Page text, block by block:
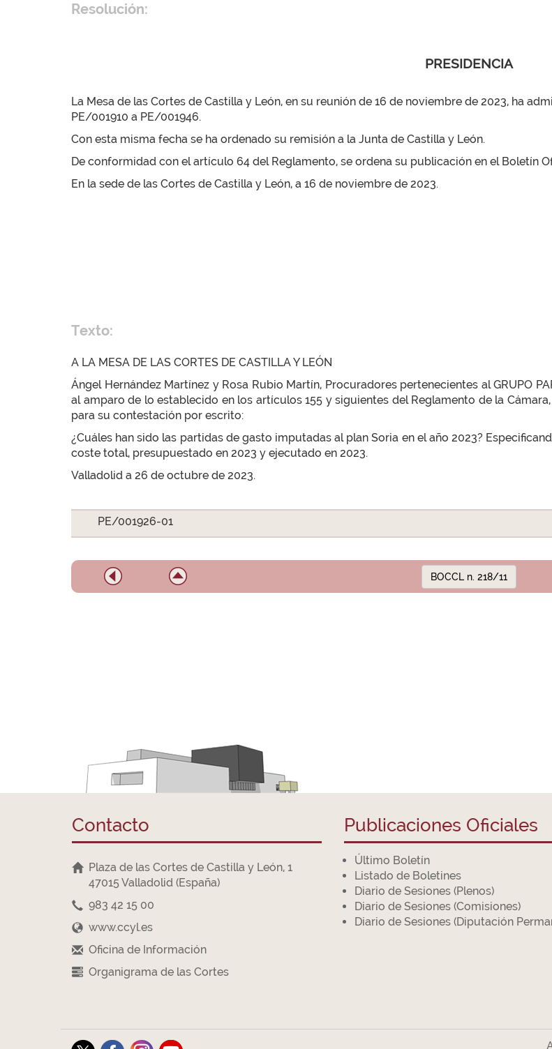
Resolución:
PRESIDENCIA
La Mesa de las Cortes de Castilla y León, en su reunión de 16 de noviembre de 2023, ha
PE/001910 a PE/001946.
Con esta misma fecha se ha ordenado su remisión a la Junta de Castilla y León.
De conformidad con el artículo 64 del Reglamento, se ordena su publicación en el Boletín
En la sede de las Cortes de Castilla y León, a 16 de noviembre de 2023.
Texto:
A LA MESA DE LAS CORTES DE CASTILLA Y LEÓN
Ángel Hernández Martínez y Rosa Rubio Martín, Procuradores pertenecientes al GRUPO
al amparo de lo establecido en los artículos 155 y siguientes del Reglamento de la
para su contestación por escrito:
¿Cuáles han sido las partidas de gasto imputadas al plan Soria en el año 2023?
coste total, presupuestado en 2023 y ejecutado en 2023.
Valladolid a 26 de octubre de 2023.
PE/001926-01
BOCCL n. 218/11
Contacto
Plaza de las Cortes de Castilla y León, 1
47015 Valladolid (España)
983 42 15 00
www.ccyl.es
Oficina de Información
Organigrama de las Cortes
Publicaciones Oficiales
Último Boletín
Listado de Boletines
Diario de Sesiones (Plenos)
Diario de Sesiones (Comisiones)
Diario de Sesiones (Diputación